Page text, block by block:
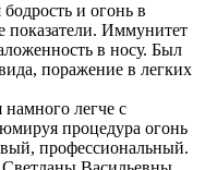
и огонь в
показатели. Иммунитет
в носу. Был
поражение в легких
намного легче с
процедура огонь
профессиональный.